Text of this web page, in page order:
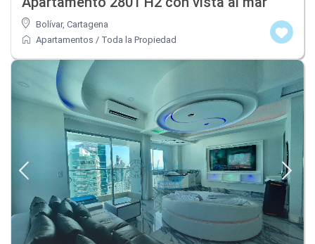
Bolívar,Cartagena
Apartamentos / Toda la Propiedad